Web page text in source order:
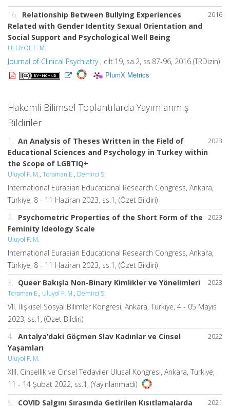
2016
16.
Relationship Between Bullying Experiences
Related with Gender Identity Sexual Orientation and
Social Support and Psychological Well Being
ULUYOL F. M.
Journal of Clinical Psychiatry, cilt.19, sa.2, ss.87-96, 2016 (TRDizin)
PlumX Metrics
Hakemli Bilimsel Toplantılarda Yayımlanmış
Bildiriler
2023
1.
An Analysis of Theses Written in the Field of
Educational Sciences and Psychology in Turkey within
the Scope of LGBTIQ+
Uluyol F. M., Toraman E., Demirci S.
International Eurasian Educational Research Congress, Ankara,
Türkiye, 8 - 11 Haziran 2023, ss.1, (Özet Bildiri)
2023
2.
Psychometric Properties of the Short Form of the
Feminity Ideology Scale
Uluyol F. M.
International Eurasian Educational Research Congress, Ankara,
Türkiye, 8 - 11 Haziran 2023, ss.1, (Özet Bildiri)
2023
3. Queer Bakışla Non-Binary Kimlikler ve Yönelimleri
Toraman E., Uluyol F. M., Demirci S.
VII. İlişkisel Sosyal Bilimler Kongresi, Ankara, Türkiye, 4 - 05 Mayıs
2023, ss.1, (Özet Bildiri)
2022
4.
Antalya’daki Göçmen Slav Kadınlar ve Cinsel
Yaşamları
Uluyol F. M.
XIII. Cinsellik ve Cinsel Tedaviler Ulusal Kongresi, Ankara, Türkiye,
11 - 14 Şubat 2022, ss.1, (Yayınlanmadı)
2021
5.
COVID Salgını Sırasında Getirilen Kısıtlamalarda